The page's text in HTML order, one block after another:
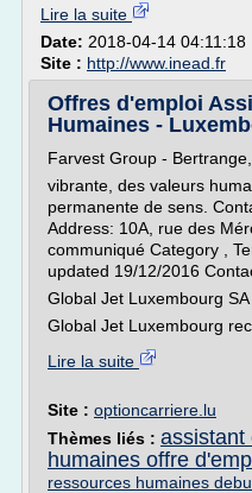
Lire la suite
Date: 2018-04-14 04:11:18
Site : http://www.inead.fr
Offres d'emploi
Humaines -
Farvest Group -
vibrante, des valeurs
permanente de sens.
Address: 10A, rue des
communiqué Category ,
updated 19/12/2016
Global Jet Luxembourg
Global Jet Luxembourg
Lire la suite
Site : optioncarriere.lu
Thèmes liés : assistant
humaines offre
ressources humaines